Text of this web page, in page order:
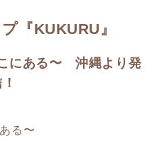
『KUKURU』
にある〜 沖縄より発
る〜